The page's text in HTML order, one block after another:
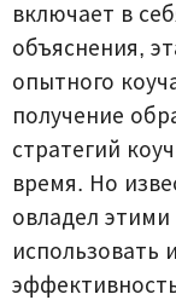
включает в
объяснения,
опытного
получение
стратегий
время. Но
овладел
использовать